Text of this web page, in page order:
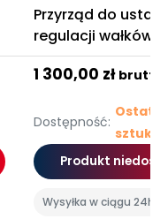
Przyrząd do
regulacji wałków
rozrządu vw audi
seat porsche 1.6
1 300,00 zł brutto
Dostępność:
sztuki
Produkt
Wysyłka w ciągu 24h